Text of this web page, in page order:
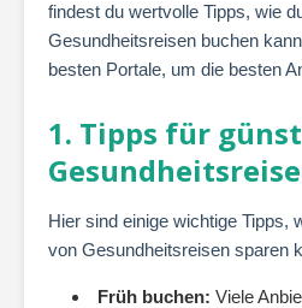
findest du wertvolle Tipps, wie
Gesundheitsreisen buchen
besten Portale, um die besten
1. Tipps für
Hier sind einige wichtige Tipps,
von Gesundheitsreisen sparen
Früh buchen: Viele